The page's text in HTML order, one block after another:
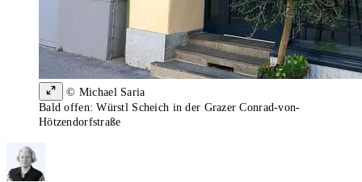
© Michael Saria
Bald offen: Würstl Scheich in der Grazer Conrad-von-
Hötzendorfstraße